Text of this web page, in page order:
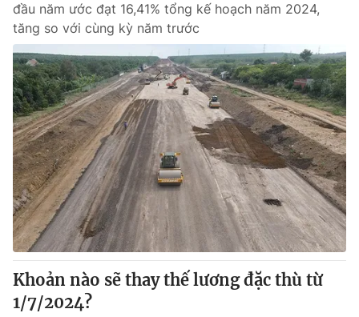
đầu năm ước đạt 16,41% tổng kế hoạch năm 2024,
tăng so với cùng kỳ năm trước
Khoản nào sẽ thay thế lương đặc thù từ
1/7/2024?